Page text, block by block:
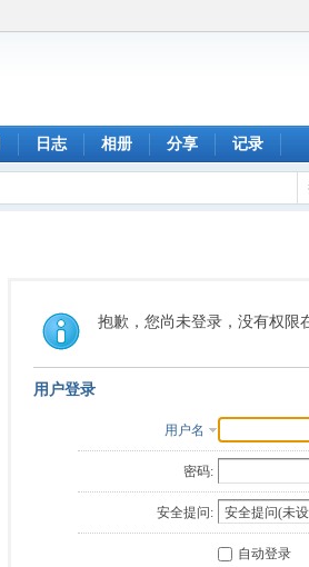
日志 相册 分享 记录
抱歉，您尚未登录，没有权限
用户登录
用户名
密码:
安全提问:
自动登录